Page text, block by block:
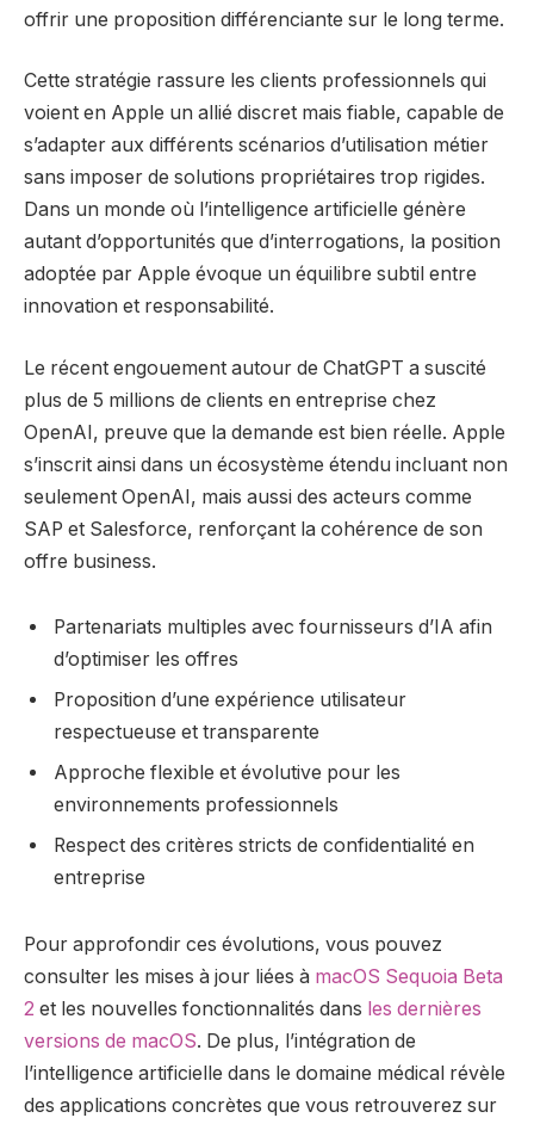
offrir une proposition différenciante sur le long terme.
Cette stratégie rassure les clients professionnels qui
voient en Apple un allié discret mais fiable, capable de
s’adapter aux différents scénarios d’utilisation métier
sans imposer de solutions propriétaires trop rigides.
Dans un monde où l’intelligence artificielle génère
autant d’opportunités que d’interrogations, la position
adoptée par Apple évoque un équilibre subtil entre
innovation et responsabilité.
Le récent engouement autour de ChatGPT a suscité
plus de 5 millions de clients en entreprise chez
OpenAI, preuve que la demande est bien réelle. Apple
s’inscrit ainsi dans un écosystème étendu incluant non
seulement OpenAI, mais aussi des acteurs comme
SAP et Salesforce, renforçant la cohérence de son
offre business.
Partenariats multiples avec fournisseurs d’IA afin
d’optimiser les offres
Proposition d’une expérience utilisateur
respectueuse et transparente
Approche flexible et évolutive pour les
environnements professionnels
Respect des critères stricts de confidentialité en
entreprise
Pour approfondir ces évolutions, vous pouvez
consulter les mises à jour liées à macOS Sequoia Beta
2 et les nouvelles fonctionnalités dans les dernières
versions de macOS. De plus, l’intégration de
l’intelligence artificielle dans le domaine médical révèle
des applications concrètes que vous retrouverez sur